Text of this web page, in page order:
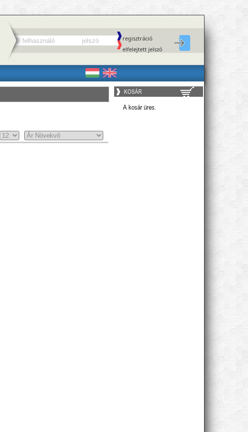
regisztráció
elfelejtett jelszó
KOSÁR
A kosár üres.